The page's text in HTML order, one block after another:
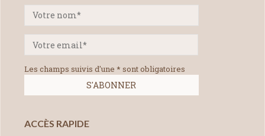
Les champs suivis d'une * sont obligatoires
ACCÈS RAPIDE